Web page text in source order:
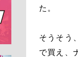
た。
そうそう
で買え、